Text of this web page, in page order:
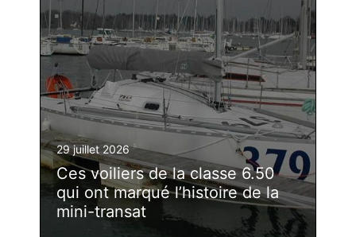
29 juillet 2026
Ces voiliers de la classe 6.50
qui ont marqué l’histoire de la
mini-transat